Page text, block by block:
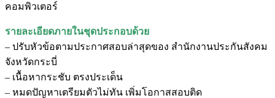
คอมพิวเตอร์
รายละเอียดภายในชุดประกอบด้วย
– ปรับหัวข้อตามประกาศสอบล่าสุดของ สำนักงานประกันสังคม
จังหวัดกระบี่
– เนื้อหากระชับ ตรงประเด็น
– หมดปัญหาเตรียมตัวไม่ทัน เพิ่มโอกาสสอบติด